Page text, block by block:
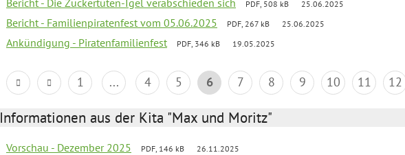
Bericht - Die Zuckertüten-Igel verabschieden sich PDF, 508 kB 25.06.2025
Bericht - Familienpiratenfest vom 05.06.2025 PDF, 267 kB 25.06.2025
Ankündigung - Piratenfamilienfest PDF, 346 kB 19.05.2025
1 ... 4 5 6 7 8 9 10 11 12
Informationen aus der Kita "Max und Moritz"
Vorschau - Dezember 2025 PDF, 146 kB 26.11.2025